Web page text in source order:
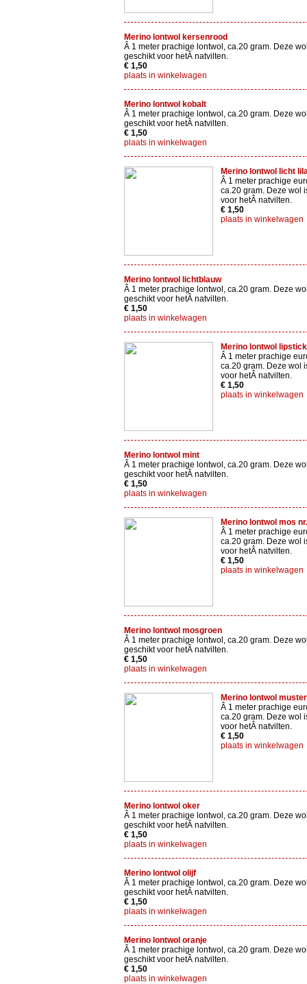
Merino lontwol kersenrood
Â 1 meter prachige lontwol, ca.20 gram. Deze
geschikt voor hetÂ natvilten.
€ 1,50
plaats in winkelwagen
Merino lontwol kobalt
Â 1 meter prachige lontwol, ca.20 gram. Deze
geschikt voor hetÂ natvilten.
€ 1,50
plaats in winkelwagen
Merino lontwol licht
Â 1 meter prachige
ca.20 gram. Deze wol
voor hetÂ natvilten.
€ 1,50
plaats in winkelwagen
Merino lontwol lichtblauw
Â 1 meter prachige lontwol, ca.20 gram. Deze
geschikt voor hetÂ natvilten.
€ 1,50
plaats in winkelwagen
Merino lontwol
Â 1 meter prachige
ca.20 gram. Deze wol
voor hetÂ natvilten.
€ 1,50
plaats in winkelwagen
Merino lontwol mint
Â 1 meter prachige lontwol, ca.20 gram. Deze
geschikt voor hetÂ natvilten.
€ 1,50
plaats in winkelwagen
Merino lontwol mos
Â 1 meter prachige
ca.20 gram. Deze wol
voor hetÂ natvilten.
€ 1,50
plaats in winkelwagen
Merino lontwol mosgroen
Â 1 meter prachige lontwol, ca.20 gram. Deze
geschikt voor hetÂ natvilten.
€ 1,50
plaats in winkelwagen
Merino lontwol
Â 1 meter prachige
ca.20 gram. Deze wol
voor hetÂ natvilten.
€ 1,50
plaats in winkelwagen
Merino lontwol oker
Â 1 meter prachige lontwol, ca.20 gram. Deze
geschikt voor hetÂ natvilten.
€ 1,50
plaats in winkelwagen
Merino lontwol olijf
Â 1 meter prachige lontwol, ca.20 gram. Deze
geschikt voor hetÂ natvilten.
€ 1,50
plaats in winkelwagen
Merino lontwol oranje
Â 1 meter prachige lontwol, ca.20 gram. Deze
geschikt voor hetÂ natvilten.
€ 1,50
plaats in winkelwagen